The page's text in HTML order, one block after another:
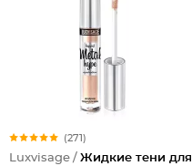
(271)
Luxvisage / Жидкие тени для